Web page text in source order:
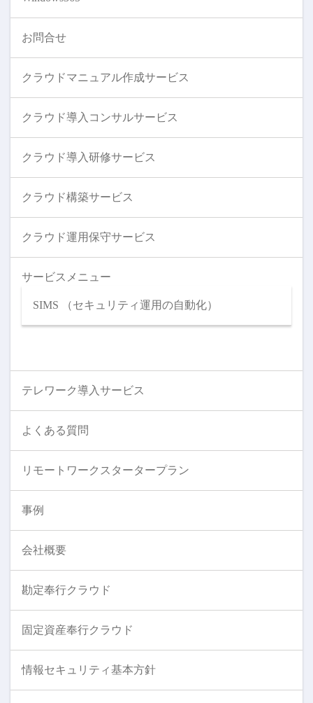
お問合せ
クラウドマニュアル作成サービス
クラウド導入コンサルサービス
クラウド導入研修サービス
クラウド構築サービス
クラウド運用保守サービス
サービスメニュー
SIMS （セキュリティ運用の自動化）
テレワーク導入サービス
よくある質問
リモートワークスタータープラン
事例
会社概要
勘定奉行クラウド
固定資産奉行クラウド
情報セキュリティ基本方針